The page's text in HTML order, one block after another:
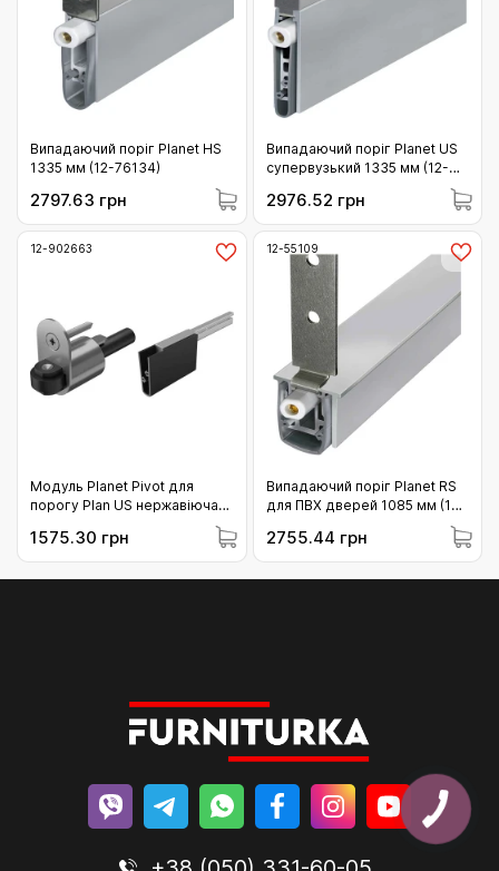
Випадаючий поріг Planet HS
1335 мм (12-76134)
2797.63 грн
Випадаючий поріг Planet US
супервузький 1335 мм (12-
2976.52 грн
12-902663
Модуль Planet Pivot для
порогу Plan US нержавіюча
1575.30 грн
12-55109
Випадаючий поріг Planet RS
для ПВХ дверей 1085 мм (12-
2755.44 грн